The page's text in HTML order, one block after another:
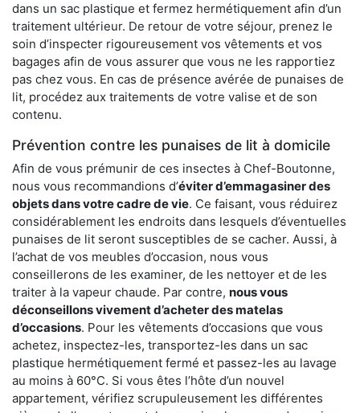
dans un sac plastique et fermez hermétiquement afin d’un
traitement ultérieur. De retour de votre séjour, prenez le
soin d’inspecter rigoureusement vos vêtements et vos
bagages afin de vous assurer que vous ne les rapportiez
pas chez vous. En cas de présence avérée de punaises de
lit, procédez aux traitements de votre valise et de son
contenu.
Prévention contre les punaises de lit à domicile
Afin de vous prémunir de ces insectes à Chef-Boutonne,
nous vous recommandions d’éviter d’emmagasiner des
objets dans votre cadre de vie. Ce faisant, vous réduirez
considérablement les endroits dans lesquels d’éventuelles
punaises de lit seront susceptibles de se cacher. Aussi, à
l’achat de vos meubles d’occasion, nous vous
conseillerons de les examiner, de les nettoyer et de les
traiter à la vapeur chaude. Par contre, nous vous
déconseillons vivement d’acheter des matelas
d’occasions. Pour les vêtements d’occasions que vous
achetez, inspectez-les, transportez-les dans un sac
plastique hermétiquement fermé et passez-les au lavage
au moins à 60°C. Si vous êtes l’hôte d’un nouvel
appartement, vérifiez scrupuleusement les différentes